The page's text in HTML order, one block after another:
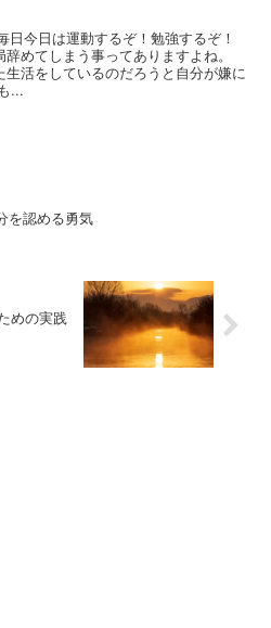
今日は運動するぞ！勉強するぞ！
めてしまう事ってありますよね。
活をしているのだろうと自分が嫌に
...
を認める勇気
めの実践